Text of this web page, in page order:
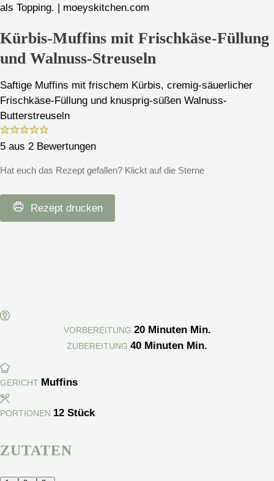
Kürbis-Muffins mit Frischkäse-Füllung
und Walnuss-Streuseln
Saftige Muffins mit frischem Kürbis, cremig-säuerlicher
Frischkäse-Füllung und knusprig-süßen Walnuss-
Butterstreuseln
5 aus 2 Bewertungen
Hat euch das Rezept gefallen? Klickt auf die Sterne
Rezept drucken
VORBEREITUNG 20Minuten Min.
ZUBEREITUNG 40 Minuten Min.
GERICHT Muffins
PORTIONEN 12 Stück
ZUTATEN